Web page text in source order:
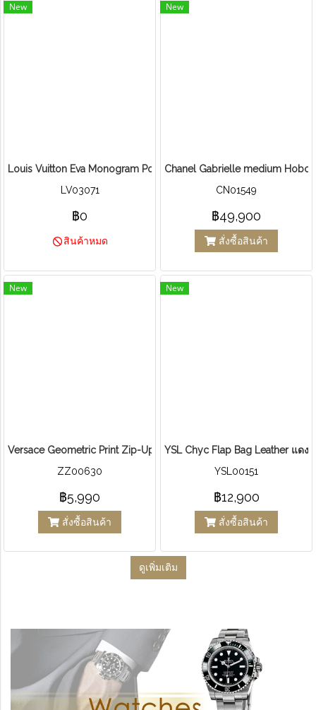
New
Louis Vuitton Eva Monogram Pochette Canvas
LV03071
฿0
สินค้าหมด
New
Chanel Gabrielle medium Hobo
CN01549
฿49,900
สั่งซื้อสินค้า
New
Versace Geometric Print Zip-Up Jacket Black
ZZ00630
฿5,990
สั่งซื้อสินค้า
New
YSL Chyc Flap Bag Leather แดง
YSL00151
฿12,900
สั่งซื้อสินค้า
ดูเพิ่มเติม